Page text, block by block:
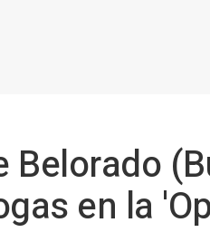
Belorado
en la